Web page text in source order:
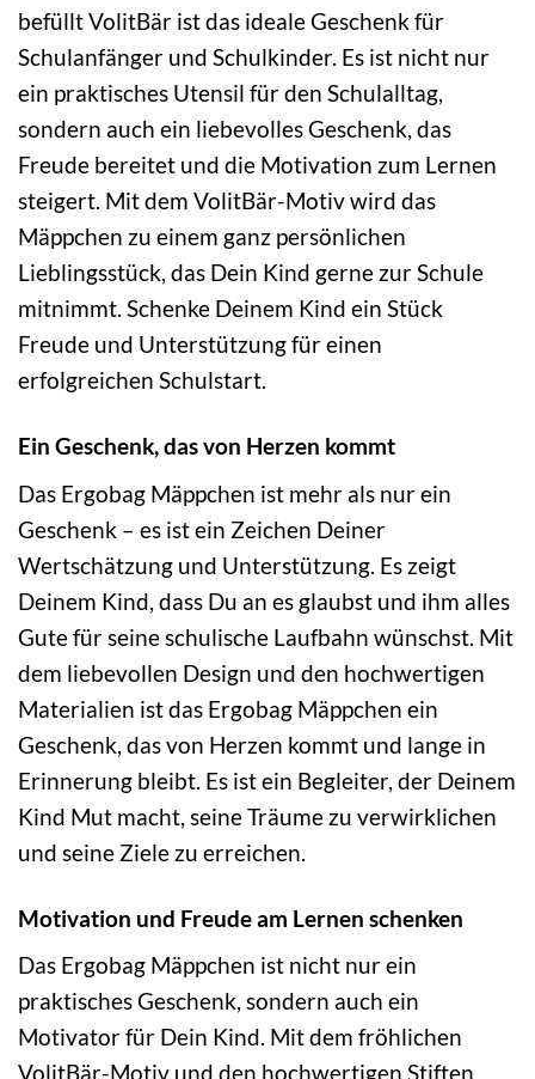
befüllt VolitBär ist das ideale Geschenk für
Schulanfänger und Schulkinder. Es ist nicht nur
ein praktisches Utensil für den Schulalltag,
sondern auch ein liebevolles Geschenk, das
Freude bereitet und die Motivation zum Lernen
steigert. Mit dem VolitBär-Motiv wird das
Mäppchen zu einem ganz persönlichen
Lieblingsstück, das Dein Kind gerne zur Schule
mitnimmt. Schenke Deinem Kind ein Stück
Freude und Unterstützung für einen
erfolgreichen Schulstart.
Ein Geschenk, das von Herzen kommt
Das Ergobag Mäppchen ist mehr als nur ein
Geschenk – es ist ein Zeichen Deiner
Wertschätzung und Unterstützung. Es zeigt
Deinem Kind, dass Du an es glaubst und ihm alles
Gute für seine schulische Laufbahn wünschst. Mit
dem liebevollen Design und den hochwertigen
Materialien ist das Ergobag Mäppchen ein
Geschenk, das von Herzen kommt und lange in
Erinnerung bleibt. Es ist ein Begleiter, der Deinem
Kind Mut macht, seine Träume zu verwirklichen
und seine Ziele zu erreichen.
Motivation und Freude am Lernen schenken
Das Ergobag Mäppchen ist nicht nur ein
praktisches Geschenk, sondern auch ein
Motivator für Dein Kind. Mit dem fröhlichen
VolitBär-Motiv und den hochwertigen Stiften